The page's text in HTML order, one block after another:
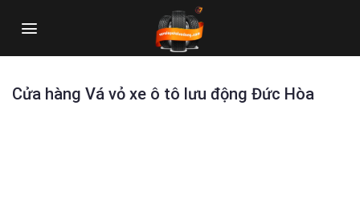
Cửa hàng Vá vỏ xe ô tô lưu động Đức Hòa